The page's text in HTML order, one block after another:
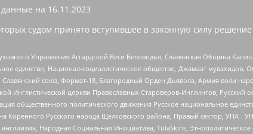
данные на 16.11.2023
судом принято вступившее в законную силу
Управления Асгардской Веси Беловодья, Славянская Община
единство, Национал-социалистическое общество, Джамаат
союз, Формат-18, Благородный Орден Дьявола, Армия воли
Инглистической церкви Православных Староверов-Инглингов,
общественного политического движения Русское национальное
Русского народа Щелковского района, Правый сектор, УНА -
Народная Социальная Инициатива, TulaSkins,